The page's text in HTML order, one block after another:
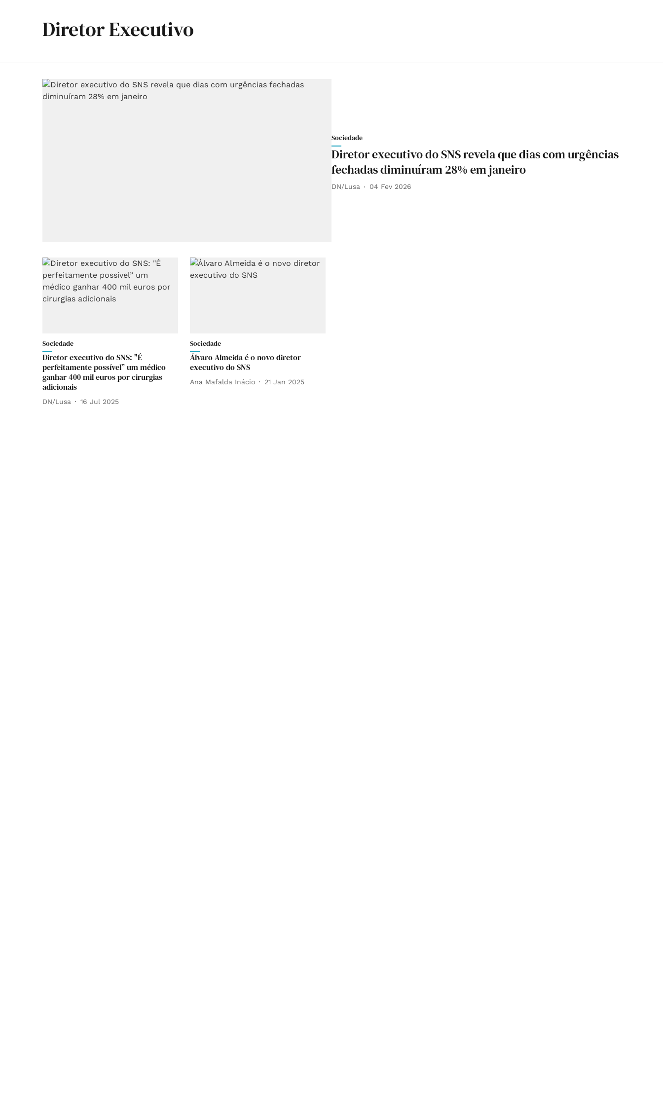
Diretor Executivo
Sociedade
Diretor executivo do SNS revela que dias com urgências
fechadas diminuíram 28% em janeiro
DN/Lusa 04 Fev 2026
Sociedade
Diretor executivo do SNS: "É
perfeitamente possível” um médico
ganhar 400 mil euros por cirurgias
adicionais
DN/Lusa 16 Jul 2025
Sociedade
Álvaro Almeida é o novo diretor
executivo do SNS
Ana Mafalda Inácio 21 Jan 2025